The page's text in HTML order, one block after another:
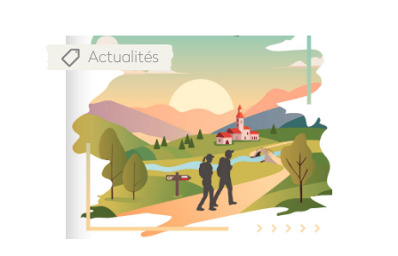
Actualités